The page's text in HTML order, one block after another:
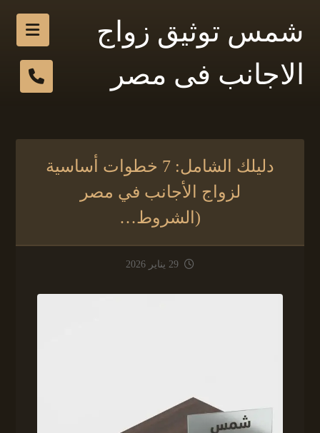
شمس توثيق زواج
الاجانب فى مصر
دليلك الشامل: 7 خطوات أساسية
لزواج الأجانب في مصر
(الشروط…
29 يناير 2026